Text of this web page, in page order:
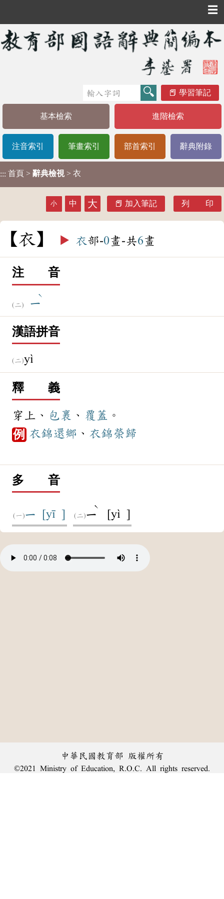
☰
學習筆記
基本檢索 進階檢索
注音索引 筆畫索引 部首索引 辭典附錄
::: 首頁 > 辭典檢視 > 衣
小 中 大 加入筆記 列 印
衣 ▶️ 衣部-0畫-共6畫
注 音
ㄧ
ˋ
漢語拼音
yì
釋 義
穿上、 包裹 、 覆蓋 。
例 衣錦還鄉 、 衣錦榮歸
多 音
ㄧ [yī ] ㄧ
ˋ
[yì ]
中華民國教育部 版權所有
©2021 Ministry of Education, R.O.C. All rights reserved.